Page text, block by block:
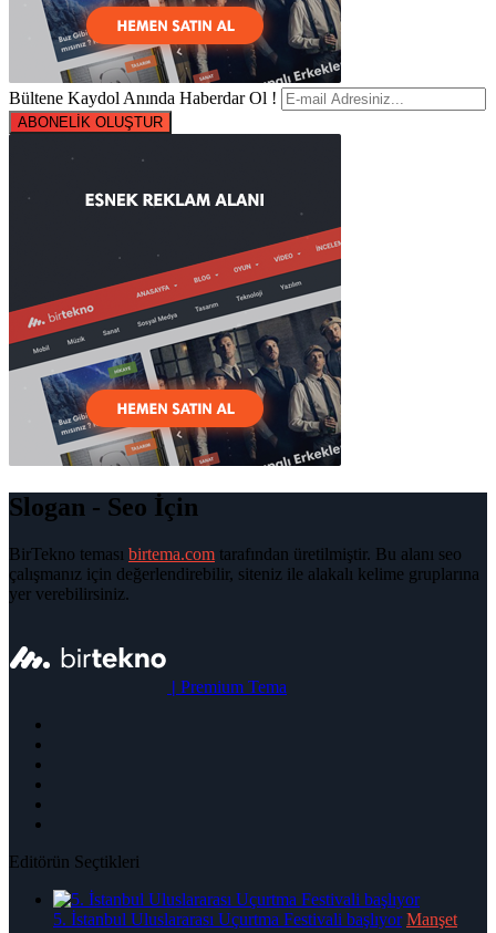
Bültene Kaydol Anında Haberdar Ol !
ABONELİK OLUŞTUR
Slogan - Seo İçin
BirTekno teması birtema.com tarafından üretilmiştir. Bu alanı seo
çalışmanız için değerlendirebilir, siteniz ile alakalı kelime gruplarına
yer verebilirsiniz.
| Premium Tema
Editörün Seçtikleri
5. İstanbul Uluslararası Uçurtma Festivali başlıyor Manşet